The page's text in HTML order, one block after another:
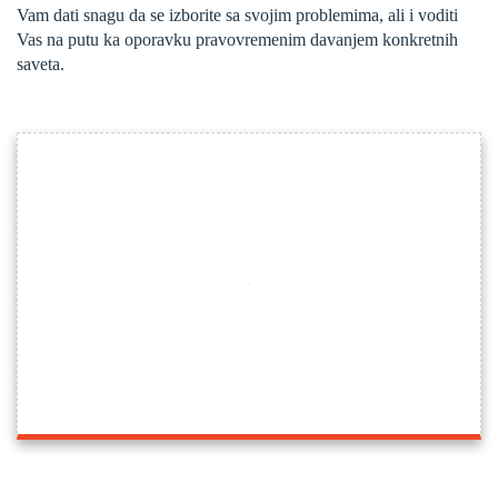
Vam dati snagu da se izborite sa svojim problemima, ali i voditi
Vas na putu ka oporavku pravovremenim davanjem konkretnih
saveta.